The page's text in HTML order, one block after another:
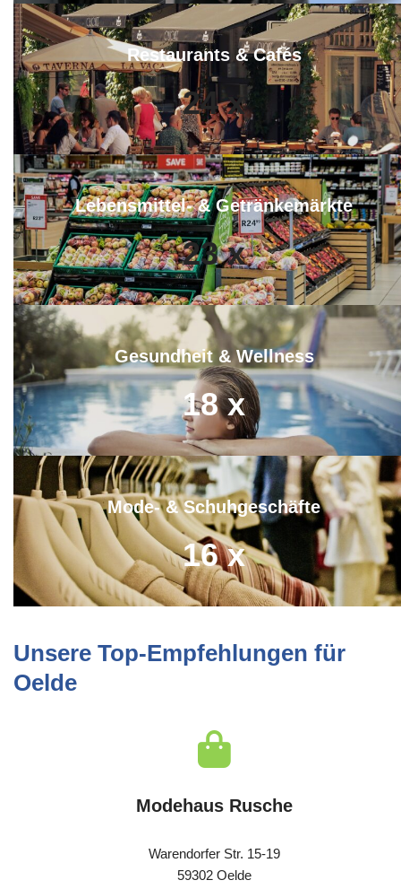
Restaurants & Cafés
24 x
Lebensmittel- & Getränkemärkte
23 x
Gesundheit & Wellness
18 x
Mode- & Schuhgeschäfte
16 x
Unsere Top-Empfehlungen für
Oelde
Modehaus Rusche
Warendorfer Str. 15-19
59302 Oelde